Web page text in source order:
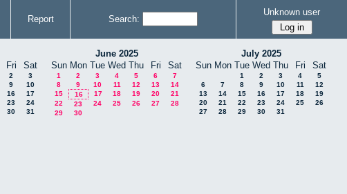
Report Search:
Unknown user
Fri Sat
2
3
9
10
16
17
23
24
30 31
June 2025
Sun Mon Tue Wed Thu Fri Sat
1 2 3 4 5 6
7
8
9 10 11 12 13
14
15
16 17 18 19 20
21
22
23 24 25 26 27
28
29
30
July 2025
Sun Mon Tue Wed Thu Fri Sat
1 2 3 4
5
6
7 8 9 10 11
12
13
14 15 16 17 18
19
20
21 22 23 24 25
26
27
28 29 30 31